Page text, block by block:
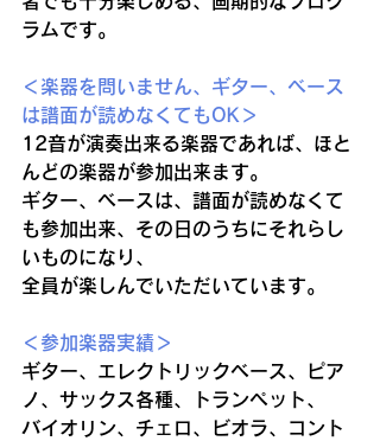
ラムです。
＜楽器を問いません、ギター、ベース
は譜面が読めなくてもOK＞
12音が演奏出来る楽器であれば、ほと
んどの楽器が参加出来ます。
ギター、ベースは、譜面が読めなくて
も参加出来、その日のうちにそれらし
いものになり、
全員が楽しんでいただいています。
＜参加楽器実績＞
ギター、エレクトリックベース、ピア
ノ、サックス各種、トランペット、
バイオリン、チェロ、ビオラ、コント